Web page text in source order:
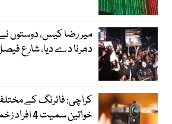
میر رضا کیس، دوستوں
دھرنا دے دیا، شارع
خواتین سمیت 4 افراد زخمی